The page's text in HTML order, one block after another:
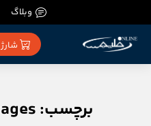
وبلاگ
شارژ سرویس
برچسب: Google Messages